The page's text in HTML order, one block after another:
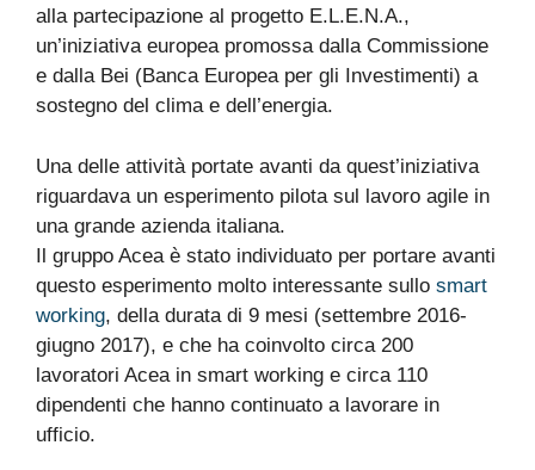
alla partecipazione al progetto E.L.E.N.A.,
un’iniziativa europea promossa dalla Commissione
e dalla Bei (Banca Europea per gli Investimenti) a
sostegno del clima e dell’energia.
Una delle attività portate avanti da quest’iniziativa
riguardava un esperimento pilota sul lavoro agile in
una grande azienda italiana.
Il gruppo Acea è stato individuato per portare avanti
questo esperimento molto interessante sullo smart
working, della durata di 9 mesi (settembre 2016-
giugno 2017), e che ha coinvolto circa 200
lavoratori Acea in smart working e circa 110
dipendenti che hanno continuato a lavorare in
ufficio.